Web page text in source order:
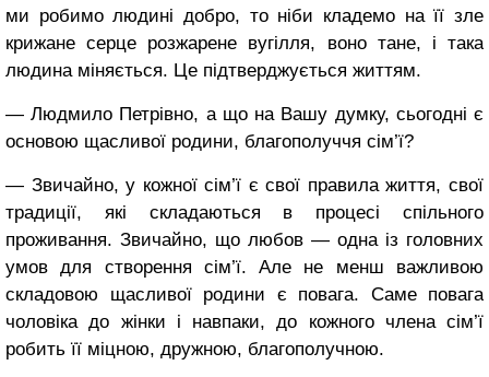
ми робимо людині добро, то ніби кладемо на її зле
крижане серце розжарене вугілля, воно тане, і така
людина міняється. Це підтверджується життям.
― Людмило Петрівно, а що на Вашу думку, сьогодні є
основою щасливої родини, благополуччя сім’ї?
― Звичайно, у кожної сім’ї є свої правила життя, свої
традиції, які складаються в процесі спільного
проживання. Звичайно, що любов ― одна із головних
умов для створення сім’ї. Але не менш важливою
складовою щасливої родини є повага. Саме повага
чоловіка до жінки і навпаки, до кожного члена сім’ї
робить її міцною, дружною, благополучною.